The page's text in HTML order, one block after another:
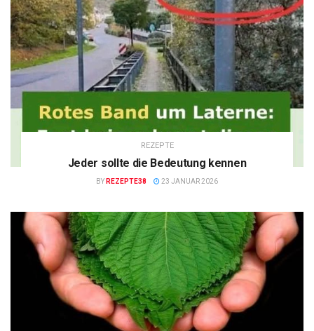
REZEPTE
Jeder sollte die Bedeutung kennen
BY REZEPTE38 23 JANUAR 2026